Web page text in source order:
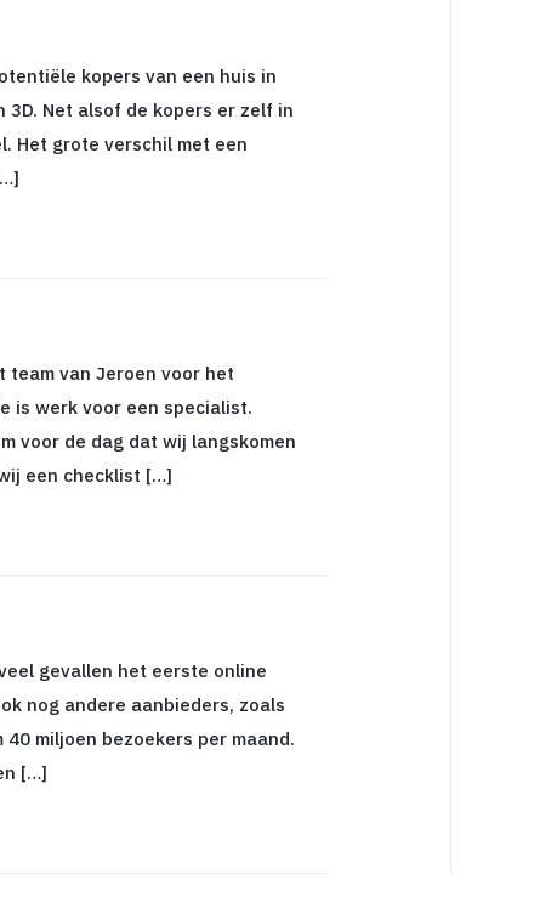
kopers van een huis in
Net alsof de kopers er zelf in
Het grote verschil met een
team van Jeroen voor het
is werk voor een specialist.
voor de dag dat wij langskomen
een checklist […]
gevallen het eerste online
nog andere aanbieders, zoals
miljoen bezoekers per maand.
[…]